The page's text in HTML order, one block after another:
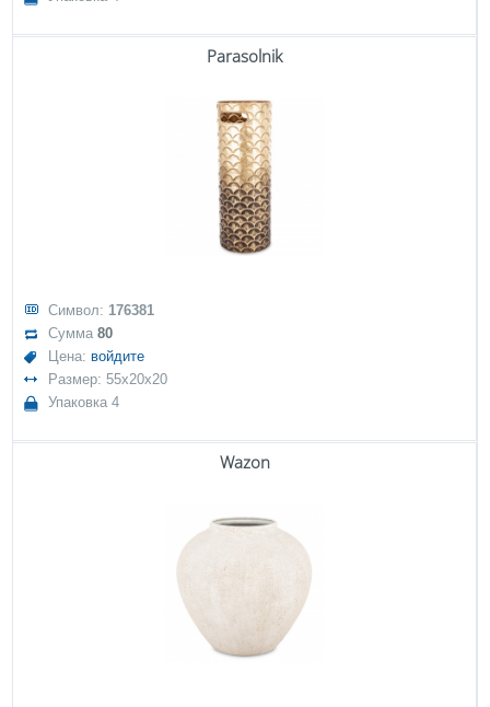
Parasolnik
Символ: 176381
Сумма80
Цена: войдите
Размер: 55x20x20
Упаковка 4
Wazon